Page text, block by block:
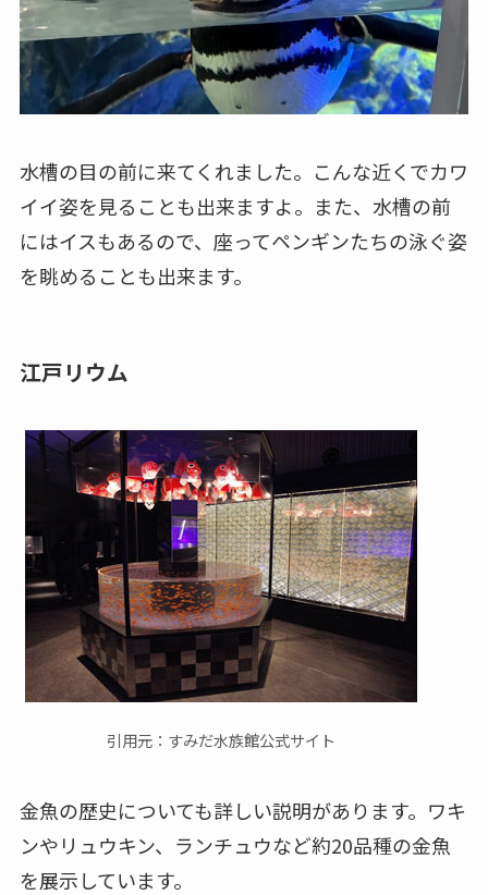
水槽の目の前に来てくれました。こんな近くでカワ
イイ姿を見ることも出来ますよ。また、水槽の前
にはイスもあるので、座ってペンギンたちの泳ぐ姿
を眺めることも出来ます。
江戸リウム
引用元：すみだ水族館公式サイト
金魚の歴史についても詳しい説明があります。ワキ
ンやリュウキン、ランチュウなど約20品種の金魚
を展示しています。